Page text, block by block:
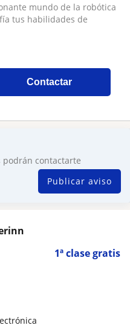
mundo de la robótica
tus habilidades de
Contactar
podrán contactarte
Publicar aviso
1ª clase gratis